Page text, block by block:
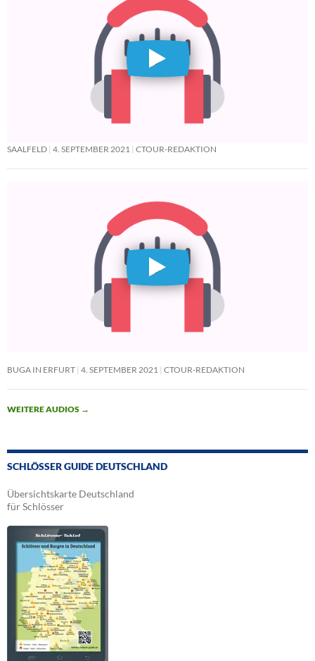
SAALFELD 4. SEPTEMBER 2021 CTOUR-REDAKTION
BUGA IN ERFURT 4. SEPTEMBER 2021 CTOUR-REDAKTION
WEITERE AUDIOS →
SCHLÖSSER GUIDE DEUTSCHLAND
Übersichtskarte Deutschland
für Schlösser